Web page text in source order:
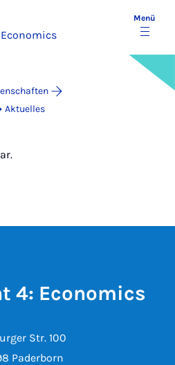
Menü
Aktuelles
4: Economics
Str. 100
Paderborn